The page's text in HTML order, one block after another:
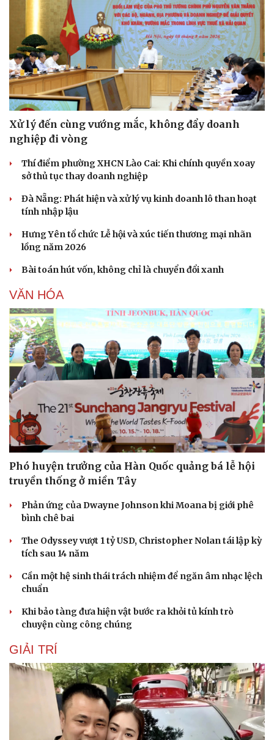
Văn hóa
Văn học
Âm nhạc
Di sản
Thời trang
Sao Việt
Xử lý đến cùng vướng mắc, không đẩy doanh
nghiệp đi vòng
Thí điểm phường XHCN Lào Cai: Khi chính quyền xoay
sở thủ tục thay doanh nghiệp
Đà Nẵng: Phát hiện và xử lý vụ kinh doanh lô than hoạt
tính nhập lậu
Hưng Yên tổ chức Lễ hội và xúc tiến thương mại nhãn
lồng năm 2026
Bài toán hút vốn, không chỉ là chuyển đổi xanh
VĂN HÓA
Phó huyện trưởng của Hàn Quốc quảng bá lễ hội
truyền thống ở miền Tây
Phản ứng của Dwayne Johnson khi Moana bị giới phê
bình chê bai
The Odyssey vượt 1 tỷ USD, Christopher Nolan tái lập kỳ
tích sau 14 năm
Cần một hệ sinh thái trách nhiệm để ngăn âm nhạc lệch
chuẩn
Khi bảo tàng đưa hiện vật bước ra khỏi tủ kính trò
chuyện cùng công chúng
GIẢI TRÍ